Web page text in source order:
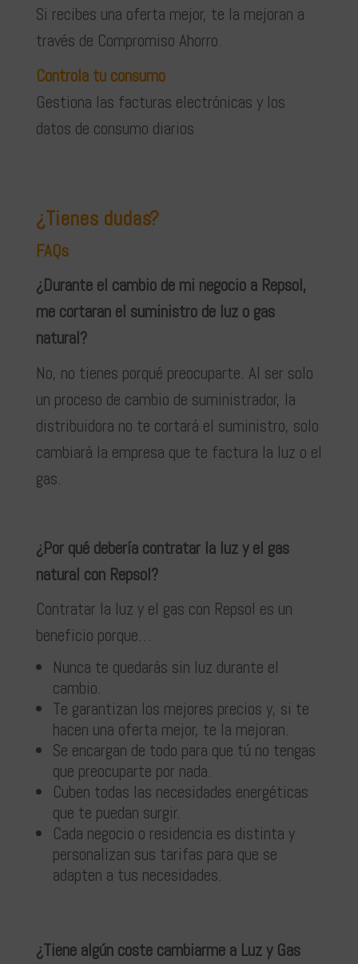
Si recibes una oferta mejor, te la mejoran a
través de Compromiso Ahorro.
Controla tu consumo
Gestiona las facturas electrónicas y los
datos de consumo diarios
¿Tienes dudas?
FAQs
¿Durante el cambio de mi negocio a Repsol,
me cortaran el suministro de luz o gas
natural?
No, no tienes porqué preocuparte. Al ser solo
un proceso de cambio de suministrador, la
distribuidora no te cortará el suministro, solo
cambiará la empresa que te factura la luz o el
gas.
¿Por qué debería contratar la luz y el gas
natural con Repsol?
Contratar la luz y el gas con Repsol es un
beneficio porque…
Nunca te quedarás sin luz durante el
cambio.
Te garantizan los mejores precios y, si te
hacen una oferta mejor, te la mejoran.
Se encargan de todo para que tú no tengas
que preocuparte por nada.
Cuben todas las necesidades energéticas
que te puedan surgir.
Cada negocio o residencia es distinta y
personalizan sus tarifas para que se
adapten a tus necesidades.
¿Tiene algún coste cambiarme a Luz y Gas